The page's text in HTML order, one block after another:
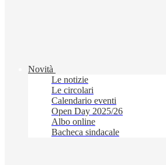
Novità
Le notizie
Le circolari
Calendario eventi
Open Day 2025/26
Albo online
Bacheca sindacale